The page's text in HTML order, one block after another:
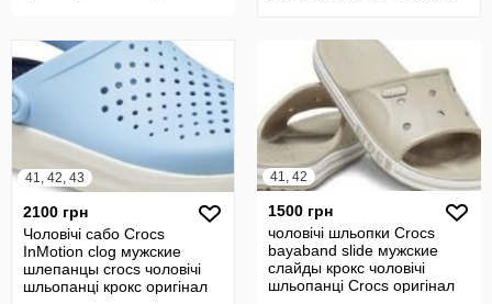
41, 42, 43
2100 грн
Чоловічі сабо Crocs
InMotion clog мужские
шлепанцы crocs чоловічі
шльопанці крокс оригінал
41, 42
1500 грн
чоловічі шльопки Crocs
bayaband slide мужские
слайды крокс чоловічі
шльопанці Crocs оригінал